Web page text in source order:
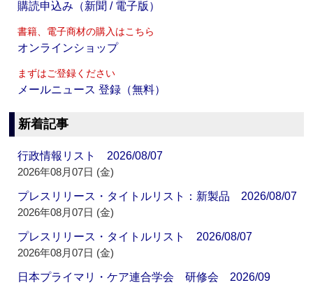
購読申込み（新聞 / 電子版）
書籍、電子商材の購入はこちら
オンラインショップ
まずはご登録ください
メールニュース 登録（無料）
新着記事
行政情報リスト 2026/08/07
2026年08月07日 (金)
プレスリリース・タイトルリスト：新製品 2026/08/07
2026年08月07日 (金)
プレスリリース・タイトルリスト 2026/08/07
2026年08月07日 (金)
日本プライマリ・ケア連合学会 研修会 2026/09